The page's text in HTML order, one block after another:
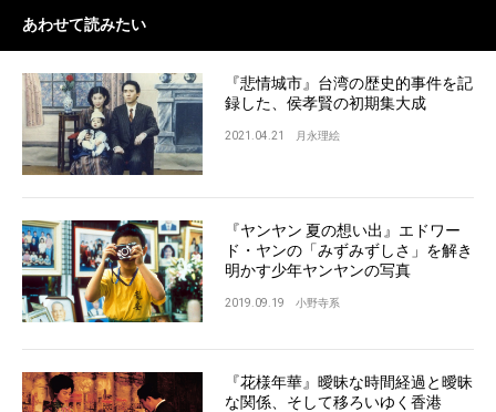
あわせて読みたい
『悲情城市』台湾の歴史的事件を記
録した、侯孝賢の初期集大成
2021.04.21 月永理絵
『ヤンヤン 夏の想い出』エドワー
ド・ヤンの「みずみずしさ」を解き
明かす少年ヤンヤンの写真
2019.09.19 小野寺系
『花様年華』曖昧な時間経過と曖昧
な関係、そして移ろいゆく香港